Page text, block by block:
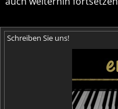
Schreiben Sie uns!